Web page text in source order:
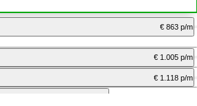
€ 863 p/m
€ 1.005 p/m
€ 1.118 p/m